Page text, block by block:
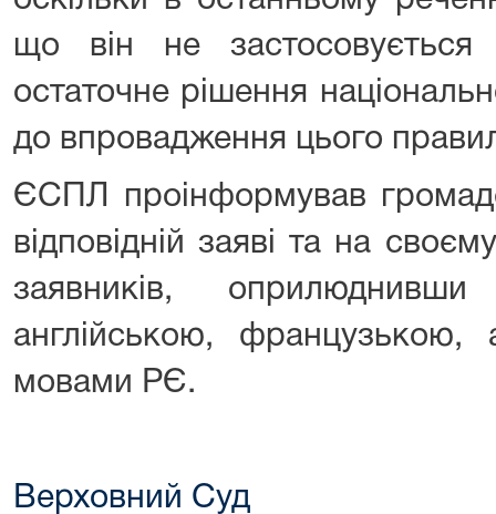
що він не
остаточне рішення
до впровадження цього
ЄСПЛ проінформував
відповідній заяві та на
заявників, оприлюднивши
англійською, французькою,
мовами РЄ.
Верховний Суд